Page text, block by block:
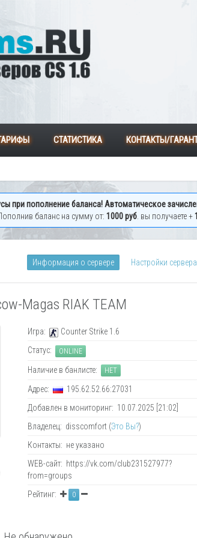
СТАТИСТИКА КОНТАКТЫ/
при пополнение баланса! Автоматическое
баланс на сумму от: 1000 руб. вы получаете +
Информация о сервере Настройки сервера
Magas RIAK TEAM
Игра:
Counter Strike 1.6
Статус:
ONLINE
Наличие в банлисте: НЕТ
Адрес:
195.62.52.66:27031
Добавлен в мониторинг: 10.07.2025 [21:02]
Владелец: disscomfort (Это Вы?)
Контакты: не указано
WEB-сайт: https://vk.com/club231527977?
from=groups
Рейтинг:
0